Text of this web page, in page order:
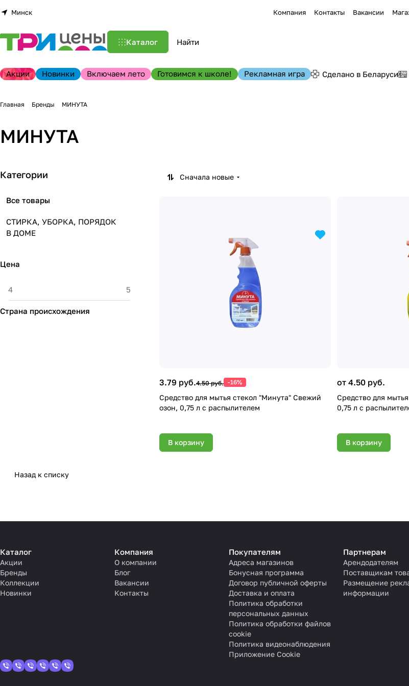
Минск Компания Контакты Вакансии
Каталог
Акции Новинки Включаем лето Готовимся к школе! Рекламная игра Сделано в Беларуси
Главная Бренды МИНУТА
МИНУТА
Категории
Все товары
СТИРКА, УБОРКА, ПОРЯДОК
В ДОМЕ
Цена
Страна происхождения
Сначала новые
3.79 руб.4.50 руб. -16%
Средство для мытья стекол "Минута" Свежий
озон, 0,75 л с распылителем
В корзину
от 4.50 руб.
Средство для
0,75 л с
В корзину
Назад к списку
Каталог
Акции
Бренды
Коллекции
Новинки
Компания
О компании
Блог
Вакансии
Контакты
Покупателям
Адреса магазинов
Бонусная программа
Договор публичной оферты
Доставка и оплата
Политика обработки
персональных данных
Политика обработки файлов
cookie
Политика видеонаблюдения
Приложение Cookie
Партнерам
Арендодателям
Поставщикам
Размещение
информации